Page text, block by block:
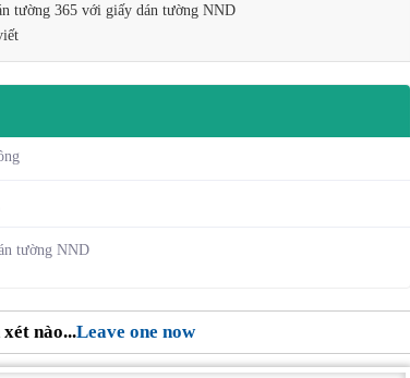
tường 365 với giấy dán tường NND
tường NND
nào...Leave one now